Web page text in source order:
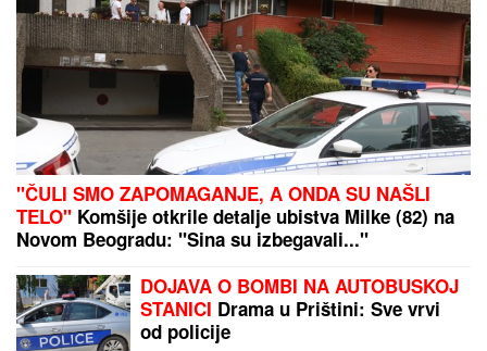
"ČULI SMO ZAPOMAGANJE, A ONDA SU NAŠLI
TELO" Komšije otkrile detalje ubistva Milke (82) na
Novom Beogradu: "Sina su izbegavali..."
DOJAVA O BOMBI NA AUTOBUSKOJ
STANICI Drama u Prištini: Sve vrvi
od policije